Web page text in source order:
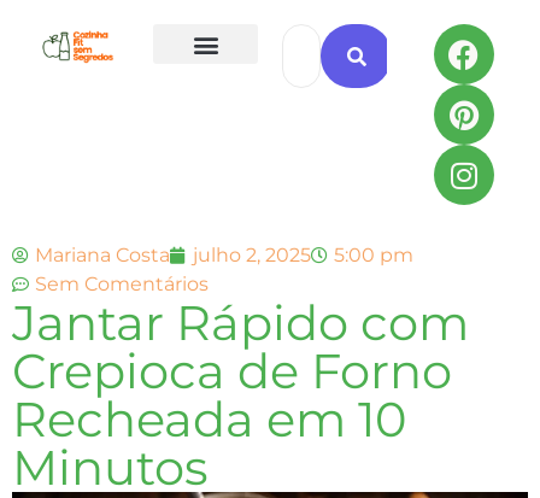
Mariana Costa julho 2, 2025
5:00 pm
Sem Comentários
Jantar Rápido com
Crepioca de Forno
Recheada em 10
Minutos